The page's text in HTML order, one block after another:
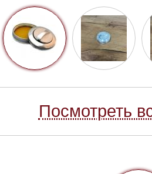
Посмотреть